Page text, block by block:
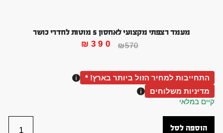
מעמד רצפתי מקצועי לאחסון 5 מוטות לחדרי כושר
₪570
₪ 390
התחייבות למחיר הזול ביותר בארץ! *
מדיניות משלוחים
קיים במלאי
הוספה לסל